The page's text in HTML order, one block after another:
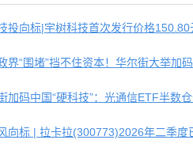
投向标|宇树科技首次发行价格150.80
界“围堵”挡不住资本！华尔街大举加
加码中国“硬科技”：光通信ETF半数
向标 | 拉卡拉(300773)2026年二季度